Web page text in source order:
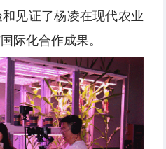
见证了杨凌在现代农业
际化合作成果。